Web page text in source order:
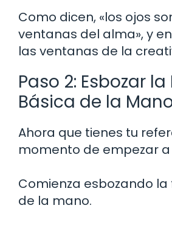
Como dicen, «los ojos
ventanas del alma», y
las ventanas de la
Paso 2: Esbozar
Básica de la
Ahora que tienes tu
momento de empezar
Comienza esbozando
de la mano.